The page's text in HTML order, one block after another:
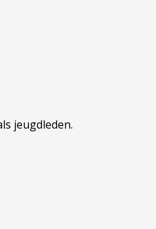
jeugdleden.